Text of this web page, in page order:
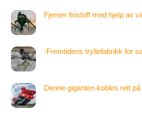
Fjerner finstoff med hjelp av
-Fremtidens tryllefabrikk for
Denne giganten kobles rett